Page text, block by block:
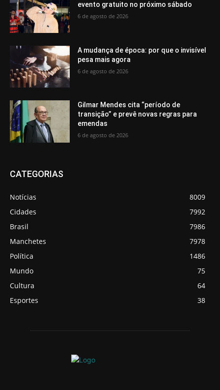
evento gratuito no próximo sábado
6 de agosto de 2026
A mudança de época: por que o invisível
pesa mais agora
6 de agosto de 2026
Gilmar Mendes cita “período de
transição” e prevê novas regras para
emendas
6 de agosto de 2026
CATEGORIAS
Notícias
8009
Cidades
7992
Brasil
7986
Manchetes
7978
Política
1486
Mundo
75
Cultura
64
Esportes
38